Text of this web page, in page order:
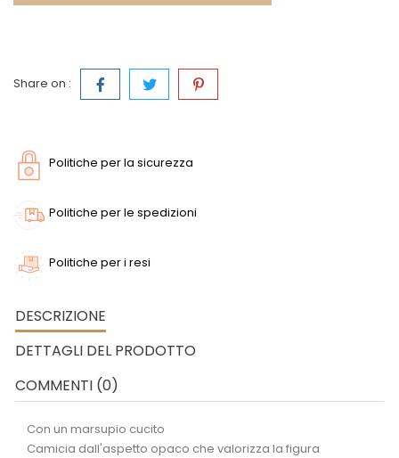
Share on :
Politiche per la sicurezza
Politiche per le spedizioni
Politiche per i resi
DESCRIZIONE
DETTAGLI DEL PRODOTTO
COMMENTI (0)
Con un marsupio cucito
Camicia dall'aspetto opaco che valorizza la figura